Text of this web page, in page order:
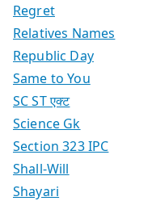
Regret
Relatives Names
Republic Day
Same to You
SC ST एक्ट
Science Gk
Section 323 IPC
Shall-Will
Shayari